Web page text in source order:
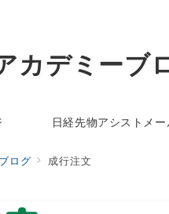
カデミーブ
日経先物アシストメー
ログ 成行注文